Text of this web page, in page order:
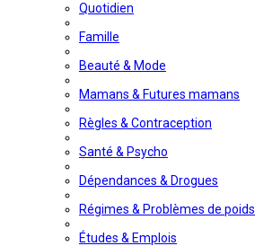
Quotidien
Famille
Beauté & Mode
Mamans & Futures mamans
Règles & Contraception
Santé & Psycho
Dépendances & Drogues
Régimes & Problèmes de poids
Études & Emplois